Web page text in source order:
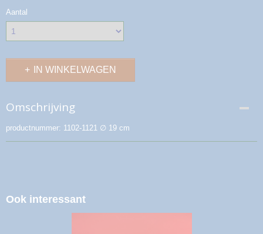
Aantal
IN WINKELWAGEN
Omschrijving
productnummer: 1102-1121 ∅ 19 cm
Ook interessant